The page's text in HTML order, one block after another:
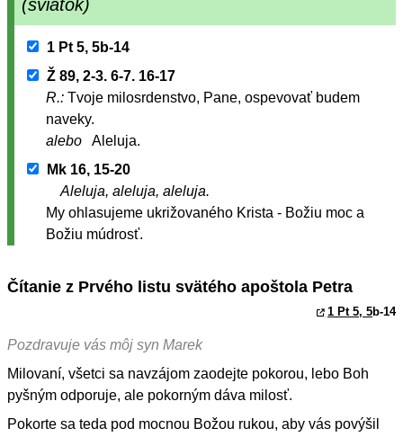
(sviatok)
1 Pt 5, 5b-14
Ž 89, 2-3. 6-7. 16-17
R.: Tvoje milosrdenstvo, Pane, ospevovať budem
naveky.
alebo
Aleluja.
Mk 16, 15-20
Aleluja, aleluja, aleluja.
My ohlasujeme ukrižovaného Krista - Božiu moc a
Božiu múdrosť.
Čítanie z Prvého listu svätého apoštola Petra
1 Pt 5, 5b-14
Pozdravuje vás môj syn Marek
Milovaní, všetci sa navzájom zaodejte pokorou, lebo Boh
pyšným odporuje, ale pokorným dáva milosť.
Pokorte sa teda pod mocnou Božou rukou, aby vás povýšil